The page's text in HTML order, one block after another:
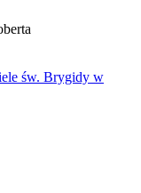
św. Brygidy w